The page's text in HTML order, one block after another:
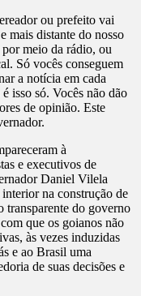
ou prefeito vai
mais distante do nosso
meio da rádio, ou
Só vocês conseguem
a notícia em cada
isso só. Vocês não dão
de opinião. Este
à
e executivos de
Daniel Vilela
na construção de
transparente do governo
que os goianos não
às vezes induzidas
e ao Brasil uma
de suas decisões e